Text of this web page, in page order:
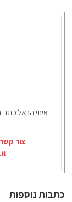
איתי הראל כתב
צור
כתבות נוספות